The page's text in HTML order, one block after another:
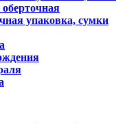
упаковка, сумки